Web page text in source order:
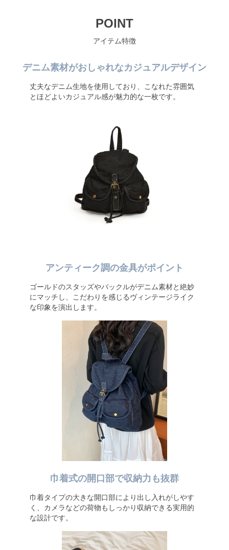
POINT
アイテム特徴
デニム素材がおしゃれなカジュアルデザイン
丈夫なデニム生地を使用しており、こなれた雰囲気
とほどよいカジュアル感が魅力的な一枚です。
アンティーク調の金具がポイント
ゴールドのスタッズやバックルがデニム素材と絶妙
にマッチし、こだわりを感じるヴィンテージライク
な印象を演出します。
巾着式の開口部で収納力も抜群
巾着タイプの大きな開口部により出し入れがしやす
く、カメラなどの荷物もしっかり収納できる実用的
な設計です。